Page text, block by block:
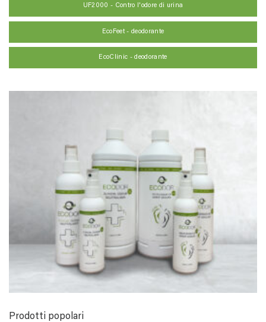
UF2000 - Contro l'odore di urina
EcoFeet - deodorante
EcoClinic - deodorante
Prodotti popolari